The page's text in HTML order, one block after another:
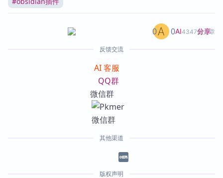
AI4347篇文章
0 0 分享
反馈交流
AI 客服
QQ群
微信群
其他渠道
版权声明